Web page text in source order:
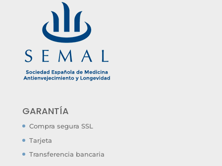
GARANTÍA
Compra segura SSL
Tarjeta
Transferencia bancaria